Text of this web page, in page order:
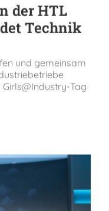
der HTL
Technik
und gemeinsam
Tag